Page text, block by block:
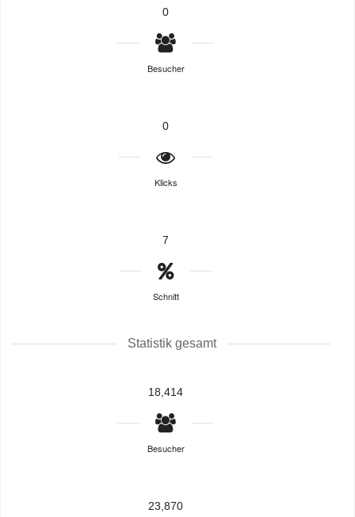
0
Besucher
0
Klicks
7
Schnitt
Statistik gesamt
18,414
Besucher
23,870